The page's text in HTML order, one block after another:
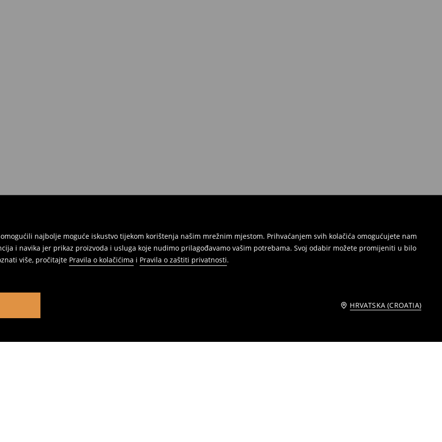
najbolje moguće iskustvo tijekom korištenja našim mrežnim mjestom. Prihvaćanjem svih kolačića omogućujete nam
i navika jer prikaz proizvoda i usluga koje nudimo prilagođavamo vašim potrebama. Svoj odabir možete promijeniti u bilo
više, pročitajte Pravila o kolačićima i Pravila o zaštiti privatnosti.
HRVATSKA (CROATIA)